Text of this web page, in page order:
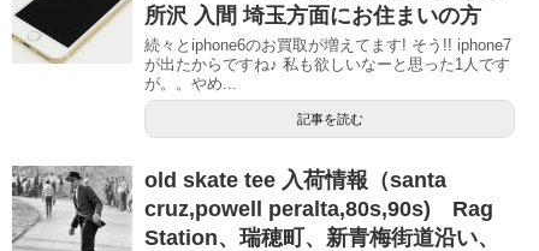
所沢 入間 埼玉方面にお住まいの方
続々とiphone6のお買取が増えてます! そう!! iphone7
が出たからですね♪ 私も欲しいなーと思った1人です
が。。やめ...
記事を読む
old skate tee 入荷情報（santa
cruz,powell peralta,80s,90s) Rag
Station、瑞穂町、新青梅街道沿い、